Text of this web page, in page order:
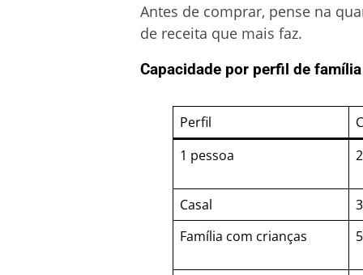
Antes de comprar, pense na
de receita que mais faz.
Capacidade por perfil de família
Perfil
1 pessoa
Casal
Família com crianças